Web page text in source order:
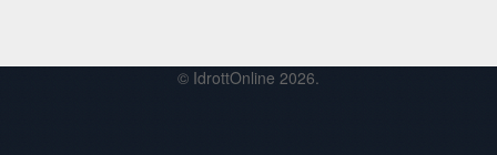
© IdrottOnline 2026.